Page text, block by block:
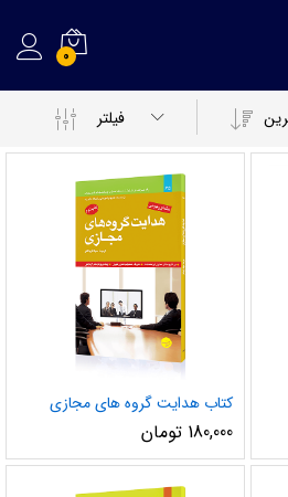
0
فیلتر
کتاب هدایت گروه های مجازی
180,000 تومان